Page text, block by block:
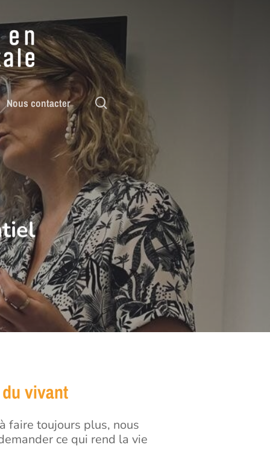
Nous contacter rechercher
vivant
faire toujours plus, nous
ce qui rend la vie